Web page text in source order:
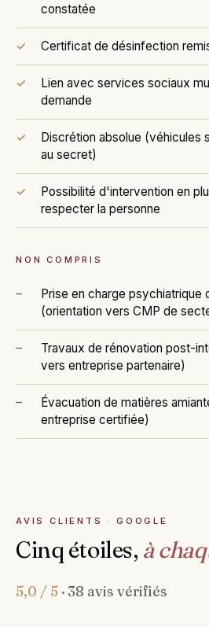
constatée
Certificat de désinfection
Lien avec services sociaux
demande
Discrétion absolue (véhicules
au secret)
Possibilité d'intervention en
respecter la personne
NON COMPRIS
Prise en charge psychiatrique
(orientation vers CMP de
Travaux de rénovation post-
vers entreprise partenaire)
Évacuation de matières
entreprise certifiée)
AVIS CLIENTS · GOOGLE
Cinq étoiles, à
5,0 / 5 · 38 avis vérifiés